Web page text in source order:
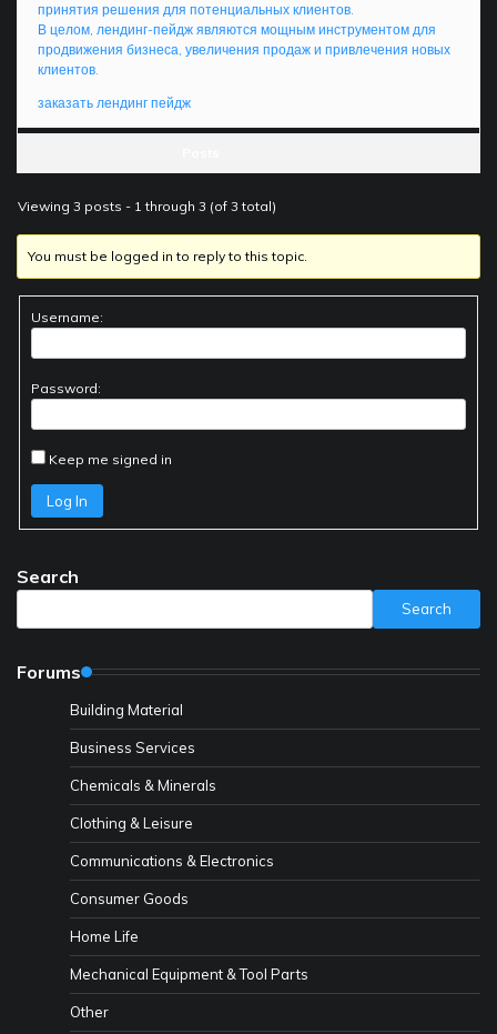
принятия решения для потенциальных клиентов.
В целом, лендинг-пейдж являются мощным инструментом для
продвижения бизнеса, увеличения продаж и привлечения новых
клиентов.
заказать лендинг пейдж
Viewing 3 posts - 1 through 3 (of 3 total)
You must be logged in to reply to this topic.
Username:
Password:
Keep me signed in
Log In
Search
Search
Forums
Building Material
Business Services
Chemicals & Minerals
Clothing & Leisure
Communications & Electronics
Consumer Goods
Home Life
Mechanical Equipment & Tool Parts
Other